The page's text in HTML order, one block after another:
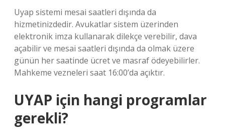
Uyap sistemi mesai saatleri dışında da
hizmetinizdedir. Avukatlar sistem üzerinden
elektronik imza kullanarak dilekçe verebilir, dava
açabilir ve mesai saatleri dışında da olmak üzere
günün her saatinde ücret ve masraf ödeyebilirler.
Mahkeme vezneleri saat 16:00’da açıktır.
UYAP için hangi programlar
gerekli?